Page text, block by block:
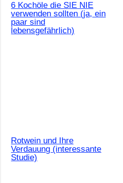
6 Kochöle die SIE NIE
verwenden sollten (ja, ein
paar sind
lebensgefährlich)
Rotwein und Ihre
Verdauung (interessante
Studie)